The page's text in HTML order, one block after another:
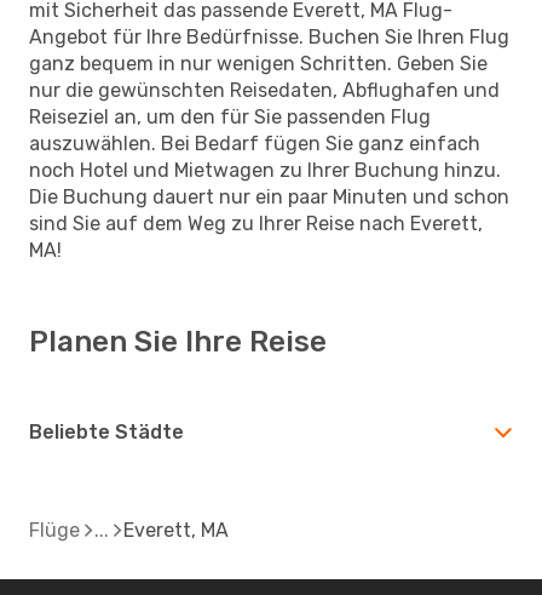
mit Sicherheit das passende Everett, MA Flug-
Angebot für Ihre Bedürfnisse. Buchen Sie Ihren Flug
ganz bequem in nur wenigen Schritten. Geben Sie
nur die gewünschten Reisedaten, Abflughafen und
Reiseziel an, um den für Sie passenden Flug
auszuwählen. Bei Bedarf fügen Sie ganz einfach
noch Hotel und Mietwagen zu Ihrer Buchung hinzu.
Die Buchung dauert nur ein paar Minuten und schon
sind Sie auf dem Weg zu Ihrer Reise nach Everett,
MA!
Planen Sie Ihre Reise
Beliebte Städte
Flüge Everett, MA